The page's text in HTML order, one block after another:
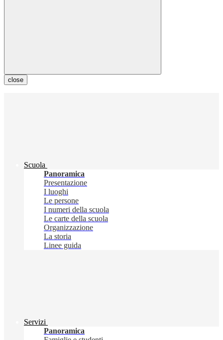
close
Scuola
Panoramica
Presentazione
I luoghi
Le persone
I numeri della scuola
Le carte della scuola
Organizzazione
La storia
Linee guida
Servizi
Panoramica